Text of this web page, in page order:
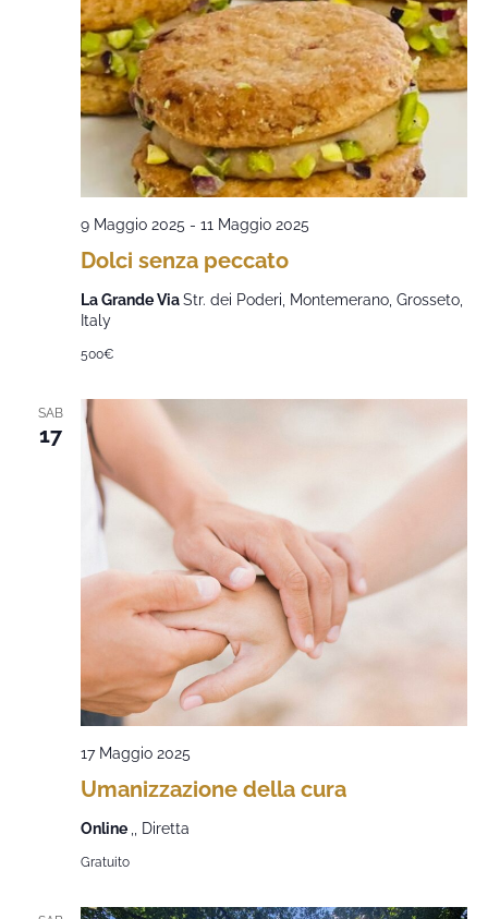
Dolci senza peccato
9 Maggio 2025 - 11 Maggio 2025
La Grande ViaStr. dei Poderi, Montemerano, Grosseto,
Italy
500€
SAB
17
Umanizzazione della cura
17 Maggio 2025
Online ,, Diretta
Gratuito